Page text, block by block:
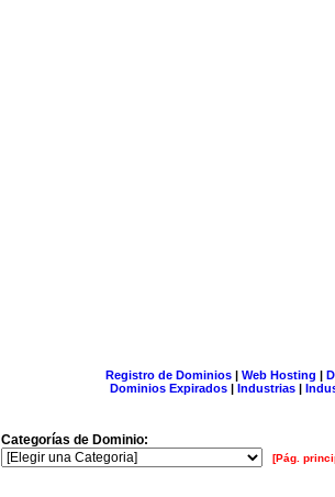
Registro de Dominios| Web Hosting |
Dominios Expirados | Industrias |
Categorías de Dominio:
[Pág.